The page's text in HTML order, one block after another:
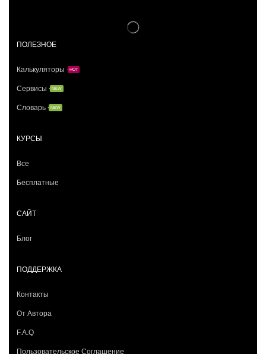
ПОДДЕРЖКА
Контакты
От Автора
F.A.Q
Пользовательское Соглашение
САЙТ
Блог
КУРСЫ
Все
Бесплатные
ПОЛЕЗНОЕ
Калькуляторы HOT
Сервисы NEW
Словарь NEW